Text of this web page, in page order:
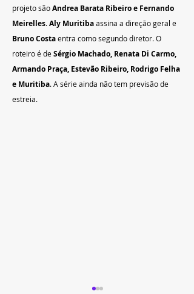
projeto são Andrea Barata Ribeiro e Fernando
Meirelles. Aly Muritiba assina a direção geral e
Bruno Costa entra como segundo diretor. O
roteiro é de Sérgio Machado, Renata Di Carmo,
Armando Praça, Estevão Ribeiro, Rodrigo Felha
e Muritiba. A série ainda não tem previsão de
estreia.